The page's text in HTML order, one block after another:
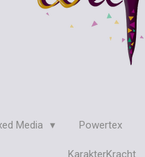
Media Powertex
KarakterKracht